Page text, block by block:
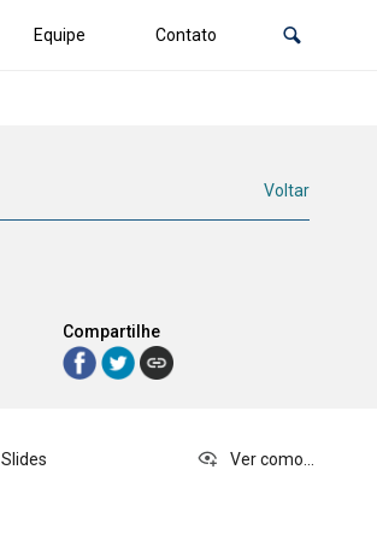
Equipe Contato
Voltar
Compartilhe
Slides Ver como...